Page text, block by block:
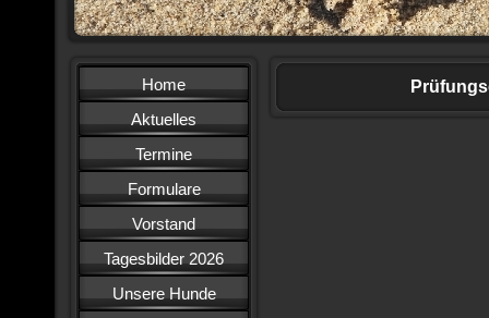
Home
Aktuelles
Termine
Formulare
Vorstand
Tagesbilder 2026
Unsere Hunde